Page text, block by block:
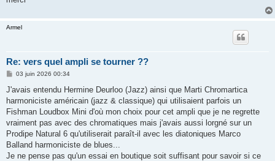
Armel
Re: vers quel ampli se tourner ??
M
s
a
g
03 juin 2026 00:34
J'avais entendu Hermine Deurloo (Jazz) ainsi que Marti Chromartica
harmoniciste américain (jazz & classique) qui utilisaient parfois un
Fishman Loudbox Mini d'où mon choix pour cet ampli que je ne regrette
vraiment pas avec des chromatiques mais j'avais aussi lorgné sur un
Prodipe Natural 6 qu'utiliserait paraît-il avec les diatoniques Marco
Balland harmoniciste de blues...
Je ne pense pas qu'un essai en boutique soit suffisant pour savoir si ce